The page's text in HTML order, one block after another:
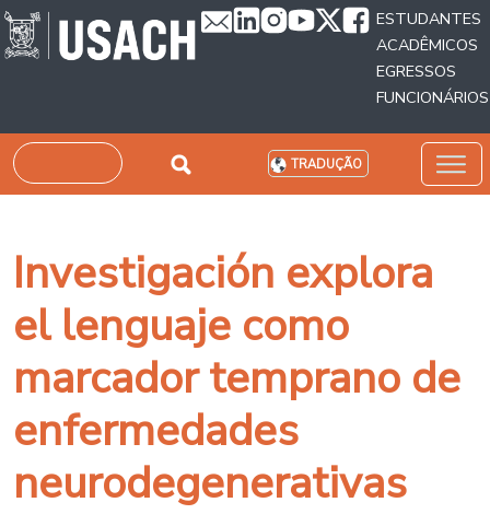
Passar para o conteúdo principal
ESTUDANTES
ACADÊMICOS
EGRESSOS
FUNCIONÁRIOS
Pesquisar TRADUÇÃO
Investigación explora
el lenguaje como
marcador temprano de
enfermedades
neurodegenerativas